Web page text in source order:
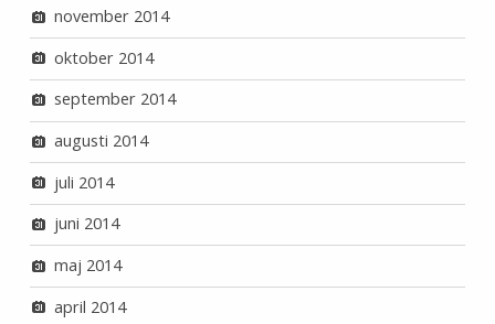
november 2014
oktober 2014
september 2014
augusti 2014
juli 2014
juni 2014
maj 2014
april 2014